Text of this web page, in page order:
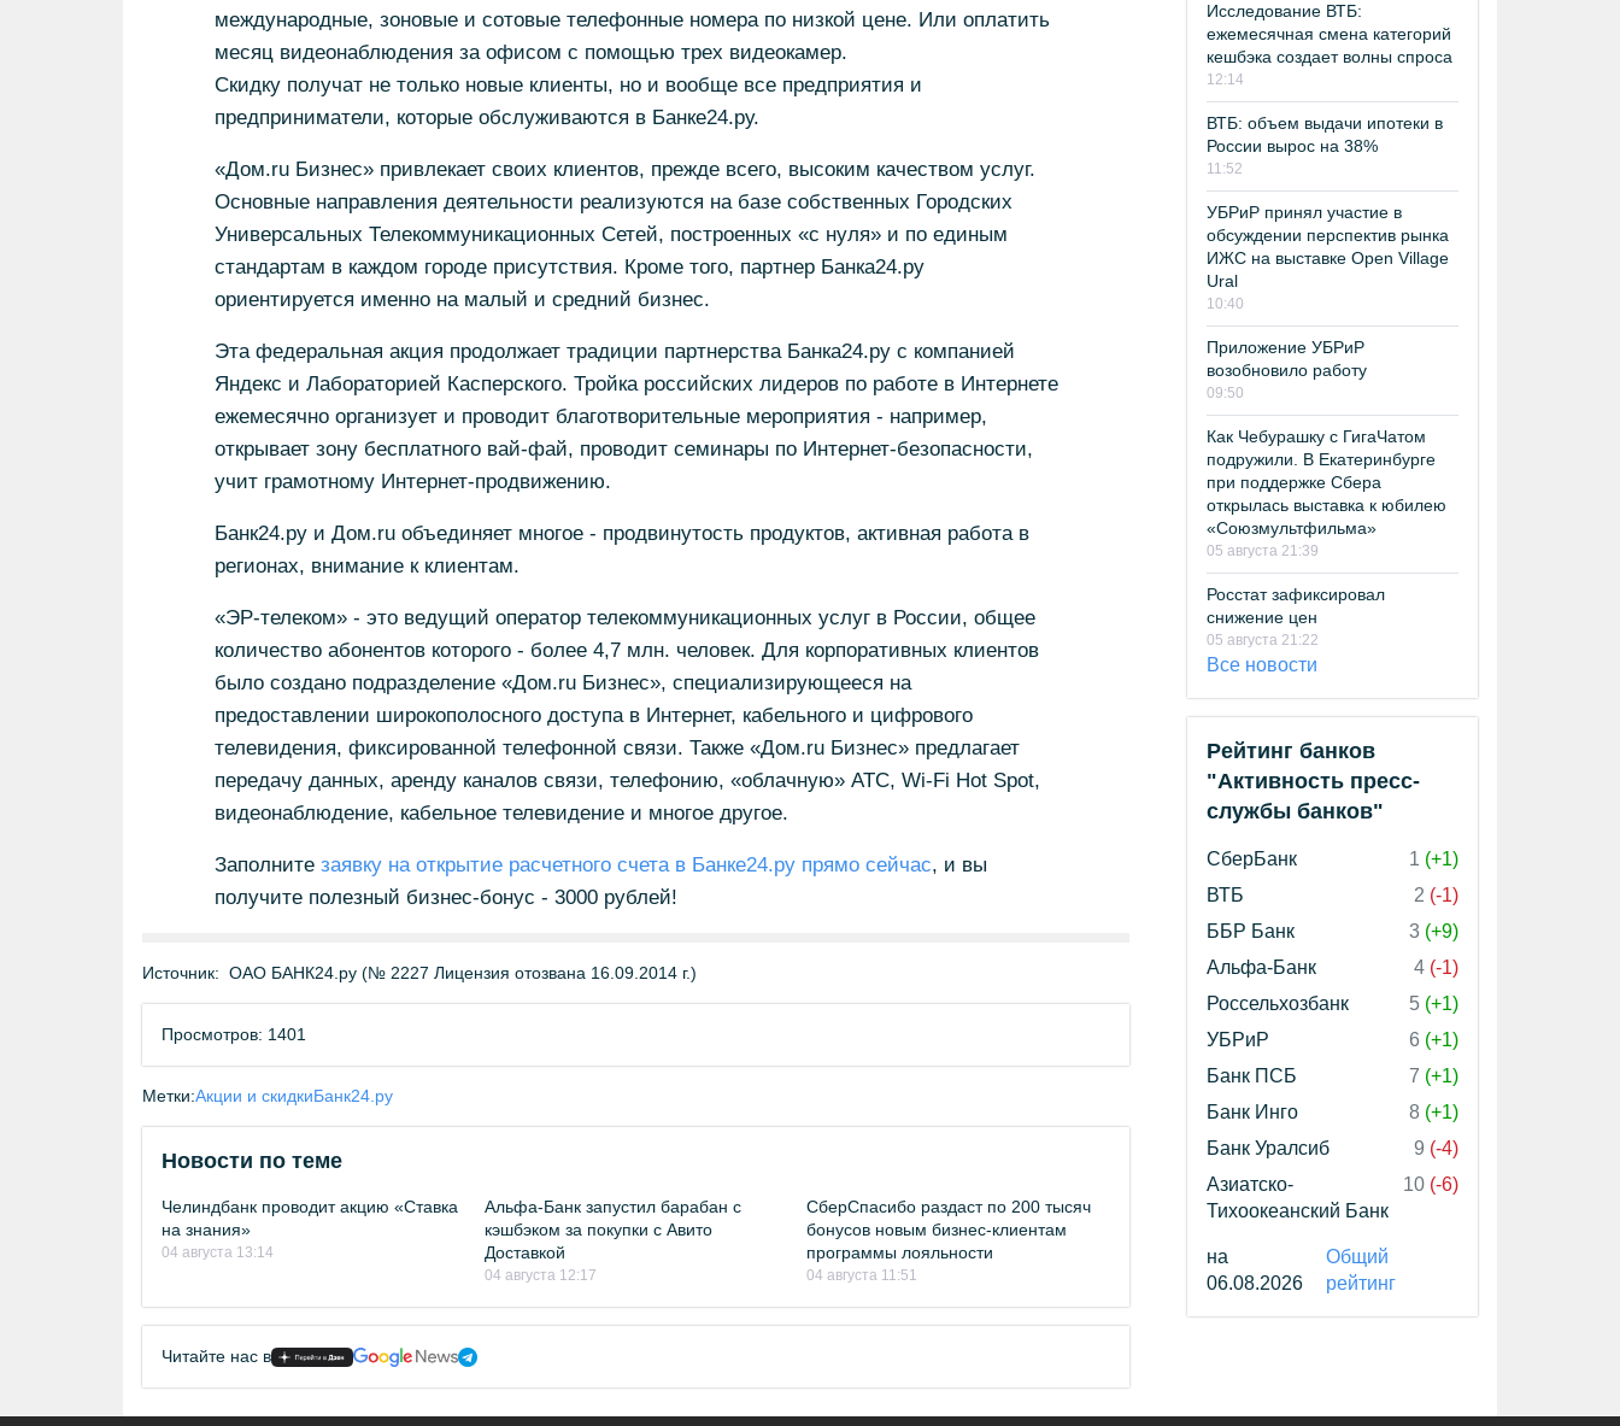
международные, зоновые и сотовые телефонные номера по низкой цене. Или оплатить
месяц видеонаблюдения за офисом с помощью трех видеокамер.
Скидку получат не только новые клиенты, но и вообще все предприятия и
предприниматели, которые обслуживаются в Банке24.ру.
«Дом.ru Бизнес» привлекает своих клиентов, прежде всего, высоким качеством услуг.
Основные направления деятельности реализуются на базе собственных Городских
Универсальных Телекоммуникационных Сетей, построенных «с нуля» и по единым
стандартам в каждом городе присутствия. Кроме того, партнер Банка24.ру
ориентируется именно на малый и средний бизнес.
Эта федеральная акция продолжает традиции партнерства Банка24.ру с компанией
Яндекс и Лабораторией Касперского. Тройка российских лидеров по работе в Интернете
ежемесячно организует и проводит благотворительные мероприятия - например,
открывает зону бесплатного вай-фай, проводит семинары по Интернет-безопасности,
учит грамотному Интернет-продвижению.
Банк24.ру и Дом.ru объединяет многое - продвинутость продуктов, активная работа в
регионах, внимание к клиентам.
«ЭР-телеком» - это ведущий оператор телекоммуникационных услуг в России, общее
количество абонентов которого - более 4,7 млн. человек. Для корпоративных клиентов
было создано подразделение «Дом.ru Бизнес», специализирующееся на
предоставлении широкополосного доступа в Интернет, кабельного и цифрового
телевидения, фиксированной телефонной связи. Также «Дом.ru Бизнес» предлагает
передачу данных, аренду каналов связи, телефонию, «облачную» АТС, Wi-Fi Hot Spot,
видеонаблюдение, кабельное телевидение и многое другое.
Заполните заявку на открытие расчетного счета в Банке24.ру прямо сейчас, и вы
получите полезный бизнес-бонус - 3000 рублей!
Источник: ОАО БАНК24.ру (№ 2227 Лицензия отозвана 16.09.2014 г.)
Просмотров: 1401
Метки:Акции и скидкиБанк24.ру
Новости по теме
Челиндбанк проводит акцию «Ставка
на знания»
04 августа 13:14
Альфа-Банк запустил барабан с
кэшбэком за покупки с Авито
Доставкой
04 августа 12:17
СберСпасибо раздаст по 200 тысяч
бонусов новым бизнес-клиентам
программы лояльности
04 августа 11:51
Читайте нас в
Исследование ВТБ:
ежемесячная смена категорий
кешбэка создает волны спроса
12:14
ВТБ: объем выдачи ипотеки в
России вырос на 38%
11:52
УБРиР принял участие в
обсуждении перспектив рынка
ИЖС на выставке Open Village
Ural
10:40
Приложение УБРиР
возобновило работу
09:50
Как Чебурашку с ГигаЧатом
подружили. В Екатеринбурге
при поддержке Сбера
открылась выставка к юбилею
«Союзмультфильма»
05 августа 21:39
Росстат зафиксировал
снижение цен
05 августа 21:22
Все новости
Рейтинг банков
"Активность пресс-
службы банков"
СберБанк 1 (+1)
ВТБ
2 (-1)
ББР Банк
3 (+9)
Альфа-Банк
4 (-1)
Россельхозбанк
5 (+1)
УБРиР
6 (+1)
Банк ПСБ
7 (+1)
Банк Инго
8 (+1)
Банк Уралсиб
9 (-4)
Азиатско-
Тихоокеанский Банк
10 (-6)
на
06.08.2026
Общий
рейтинг